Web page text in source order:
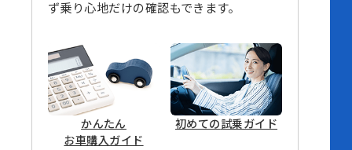
ず乗り心地だけの確認もできます。
かんたん
お車購入ガイド
初めての試乗ガイド